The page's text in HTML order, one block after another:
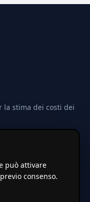
la stima dei costi dei
coefficienti
nazionali. Non
può attivare
consenso.